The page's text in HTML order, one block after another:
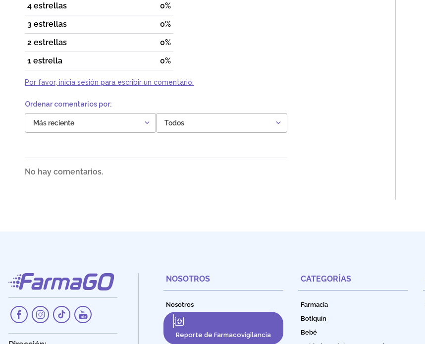
4 estrellas
0%
3 estrellas
0%
2 estrellas
0%
1 estrella
0%
Por favor, inicia sesión para escribir un comentario.
Más reciente Todos
No hay comentarios.
NOSOTROS
Nosotros
Reporte de Farmacovigilancia
CATEGORÍAS
Farmacia
Botiquín
Bebé